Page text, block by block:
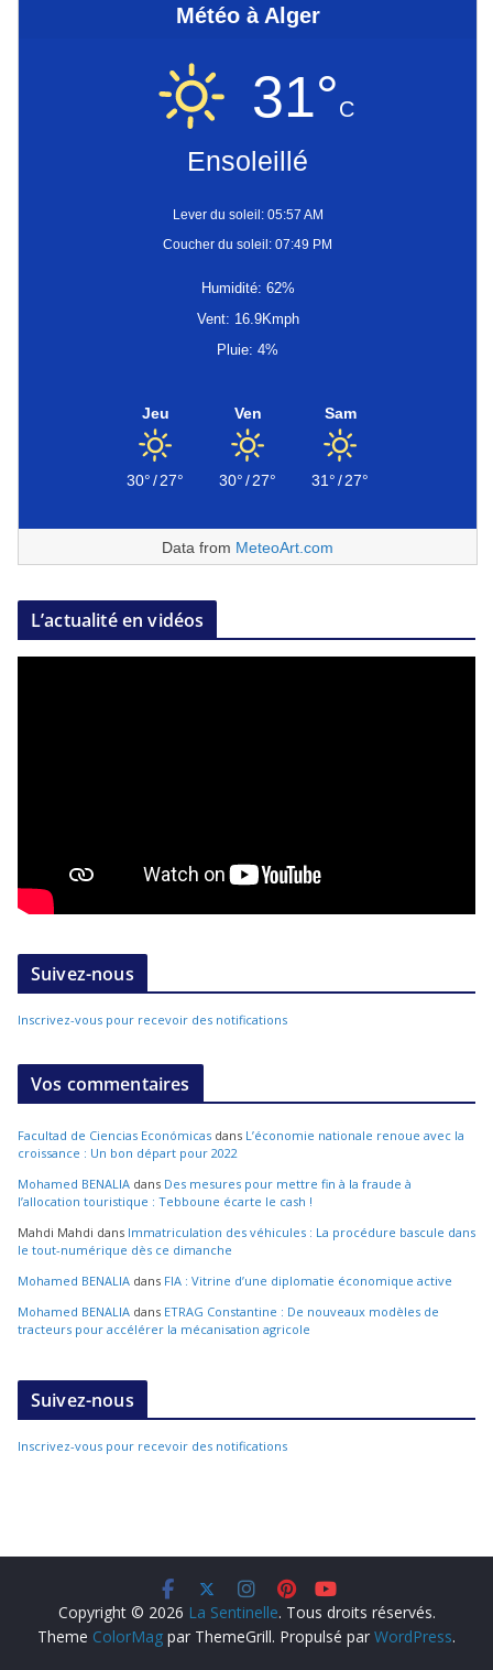
Météo à Alger
31°C
Ensoleillé
Lever du soleil: 05:57 AM
Coucher du soleil: 07:49 PM
Humidité: 62%
Vent: 16.9Kmph
Pluie: 4%
Jeu
30°/27°
Ven
30°/27°
Sam
31°/27°
Data from MeteoArt.com
L’actualité en vidéos
Suivez-nous
Inscrivez-vous pour recevoir des notifications
Vos commentaires
Facultad de Ciencias Económicas dans L’économie nationale renoue avec la
croissance : Un bon départ pour 2022
Mohamed BENALIA dans Des mesures pour mettre fin à la fraude à
l’allocation touristique : Tebboune écarte le cash !
Mahdi Mahdi dans Immatriculation des véhicules : La procédure bascule dans
le tout-numérique dès ce dimanche
Mohamed BENALIA dans FIA : Vitrine d’une diplomatie économique active
Mohamed BENALIA dans ETRAG Constantine : De nouveaux modèles de
tracteurs pour accélérer la mécanisation agricole
Suivez-nous
Inscrivez-vous pour recevoir des notifications
Copyright © 2026 La Sentinelle. Tous droits réservés.
Theme ColorMag par ThemeGrill. Propulsé par WordPress.